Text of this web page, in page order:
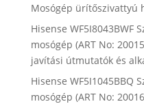
Mosógép ürítőszivattyú
Hisense WF5I8043BWF
mosógép (ART No:
javítási útmutatók és
Hisense WF5I1045BBQ
mosógép (ART No: